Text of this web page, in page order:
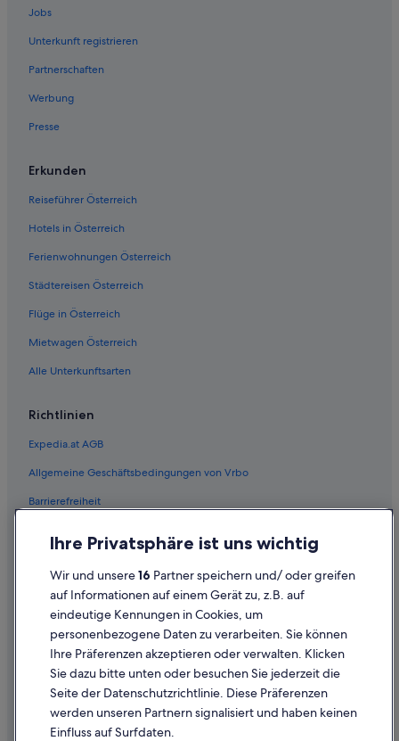
Private Ferienhäuser in Bad Griesbach-Therme
Hotels nahe Bahnhof Karpfham
Bayerbach Hotels
Hotels nahe Wohlfühl-Therme
Jobs
Unterkunft registrieren
Partnerschaften
Werbung
Presse
Erkunden
Reiseführer Österreich
Hotels in Österreich
Ferienwohnungen Österreich
Städtereisen Österreich
Flüge in Österreich
Mietwagen Österreich
Alle Unterkunftsarten
Richtlinien
Expedia.at AGB
Allgemeine Geschäftsbedingungen von Vrbo
Barrierefreiheit
Rechtliche Hinweise/Kontakt
Inhaltsrichtlinien und Melden von Inhalten
Hilfe
Hilfe
Ihre Privatsphäre ist uns wichtig
Wir und unsere16 Partner speichern und/ oder greifen
auf Informationen auf einem Gerät zu, z.B. auf
eindeutige Kennungen in Cookies, um
personenbezogene Daten zu verarbeiten. Sie können
Ihre Präferenzen akzeptieren oder verwalten. Klicken
Sie dazu bitte unten oder besuchen Sie jederzeit die
Seite der Datenschutzrichtlinie. Diese Präferenzen
werden unseren Partnern signalisiert und haben keinen
Einfluss auf Surfdaten.